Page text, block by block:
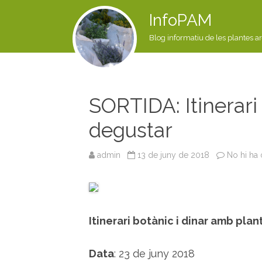
InfoPAM
Blog informatiu de les plantes
SORTIDA:
degustar
admin 13 de juny de 2018 No hi ha
Itinerari botànic i dinar amb
Data: 23 de juny 2018